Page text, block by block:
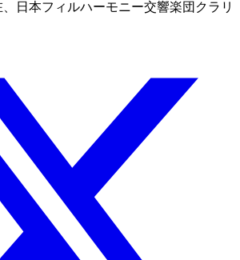
日本フィルハーモニー交響楽団クラリ